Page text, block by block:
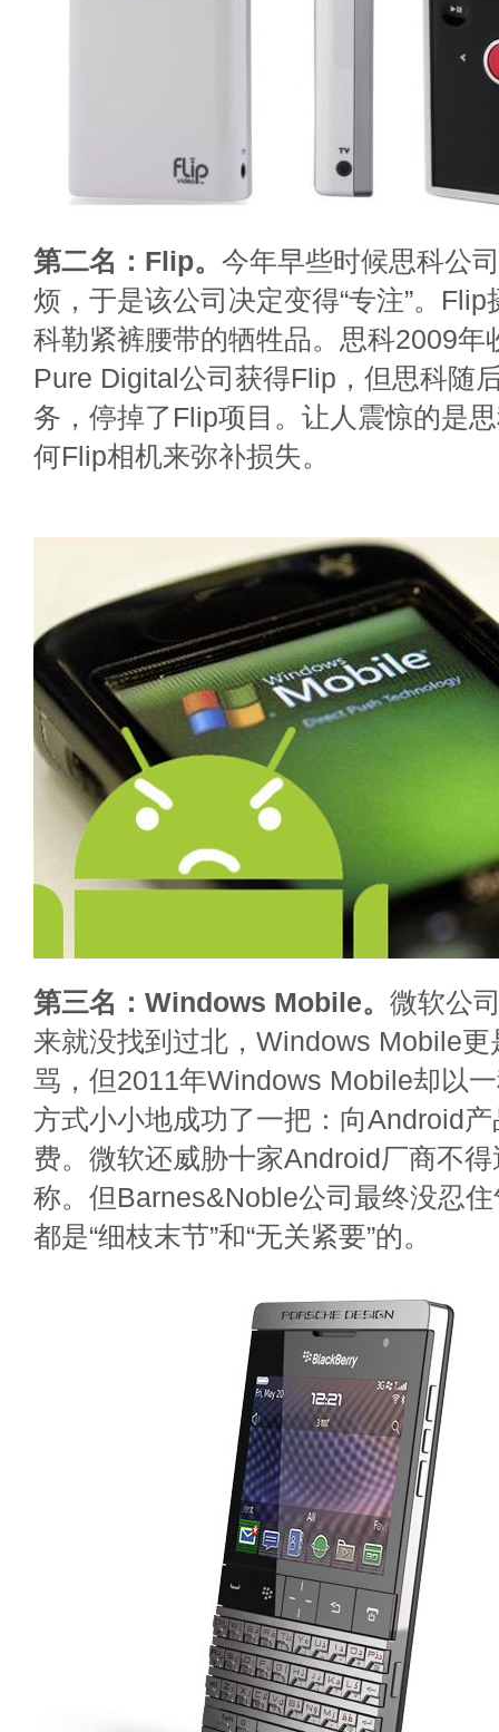
第二名：Flip。 今年早些时候思科公
烦，于是该公司决定变得“专注”。
科勒紧裤腰带的牺牲品。思科2009年
Pure Digital公司获得Flip，但思科随
务，停掉了Flip项目。让人震惊的是
何Flip相机来弥补损失。
第三名：Windows Mobile。 微软公
来就没找到过北，Windows Mobile
骂，但2011年Windows Mobile却以
方式小小地成功了一把：向Android
费。微软还威胁十家Android厂商不
称。但Barnes&Noble公司最终没忍
都是“细枝末节”和“无关紧要”的。